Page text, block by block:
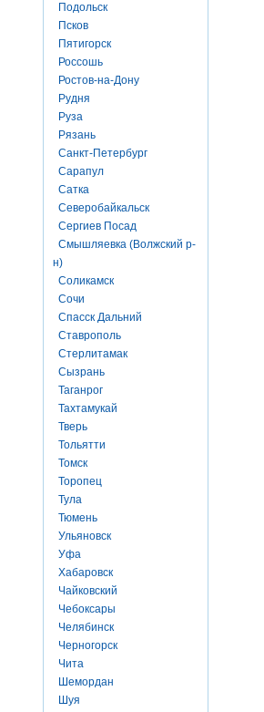
Подольск
Псков
Пятигорск
Россошь
Ростов-на-Дону
Рудня
Руза
Рязань
Санкт-Петербург
Сарапул
Сатка
Северобайкальск
Сергиев Посад
Смышляевка (Волжский р-
н)
Соликамск
Сочи
Спасск Дальний
Ставрополь
Стерлитамак
Сызрань
Таганрог
Тахтамукай
Тверь
Тольятти
Томск
Торопец
Тула
Тюмень
Ульяновск
Уфа
Хабаровск
Чайковский
Чебоксары
Челябинск
Черногорск
Чита
Шемордан
Шуя